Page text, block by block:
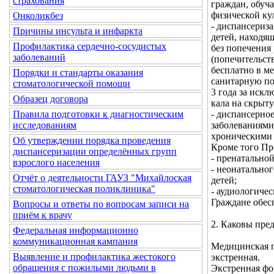
Онколикбез
Причины инсульта и инфаркта
Профилактика сердечно-сосудистых
заболеваний
Порядки и стандарты оказания
стоматологической помощи
Образец договора
Правила подготовки к диагностическим
исследованиям
Об утверждении порядка проведения
диспансеризации определённых групп
взрослого населения
Отчёт о деятельности ГАУЗ "Михайлоская
стоматологическая поликлиника"
Вопросы и ответы по вопросам записи на
приём к врачу
Федеральная информационно
коммуникационная кампания
Выявление и профилактика жестокого
обращения с пожилыми людьми в
граждан,
физической
-
детей,
без
бесплатно в
санитарную
3 года за
кала на
-
Кроме того
-
-
детей;
-
Граждане
2. Каковы
Медицинская
экстренная.
Экстренная